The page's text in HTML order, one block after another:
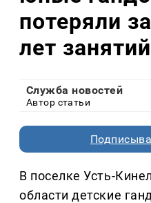
потеряли
лет занятий
Служба новостей
Автор статьи
В поселке Усть-
области детские